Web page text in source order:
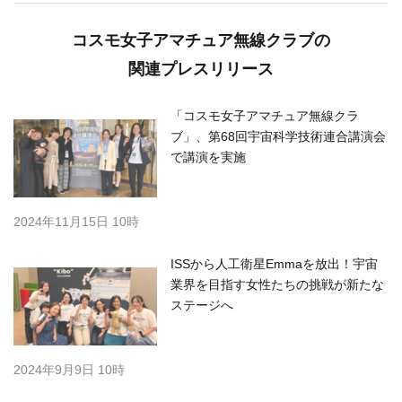
コスモ女子アマチュア無線クラブの
関連プレスリリース
「コスモ女子アマチュア無線クラ
ブ」、第68回宇宙科学技術連合講演会
で講演を実施
2024年11月15日 10時
ISSから人工衛星Emmaを放出！宇宙
業界を目指す女性たちの挑戦が新たな
ステージへ
2024年9月9日 10時